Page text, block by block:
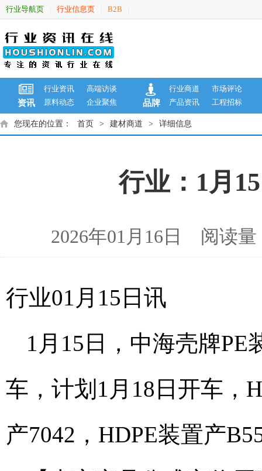
行业导航页 行业信息页 B2B
资讯
行业资讯
高端访谈
原料动态
企业聚焦 品牌
行业商道
市场评论
产品资讯
工程招标
您现在的位置： 首页 > 建材商道 > 详细信息
行业：1月
2026年01月16日 阅读
行业01月15日讯
1月15日，中海壳牌PE
车，计划1月18日开车，
产7042，HDPE装置产